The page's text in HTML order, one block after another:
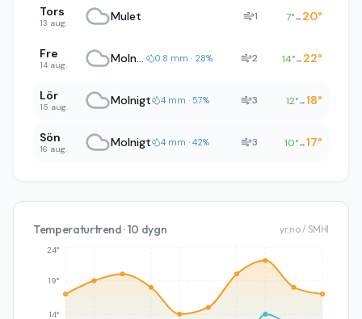
Tors
13 aug. Mulet 1 7°→ 20°
Fre
14 aug. Molnigt 0.8 mm · 28% 2 14°→ 22°
Lör
15 aug. Molnigt 4 mm · 57% 3 12°→18°
Sön
16 aug. Molnigt 4 mm · 42% 3 10°→17°
Temperaturtrend · 10 dygn yr.no / SMHI
14°
19°
24°